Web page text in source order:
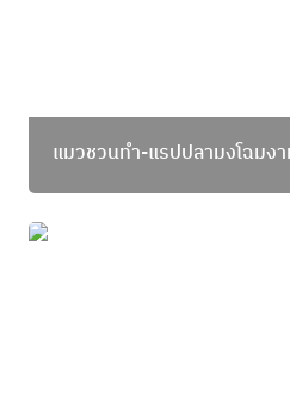
แมวชวนทำ-แรปปลามงโฉมง
แมวชวนทำ-ข้าวอบต้มยำปลาเ